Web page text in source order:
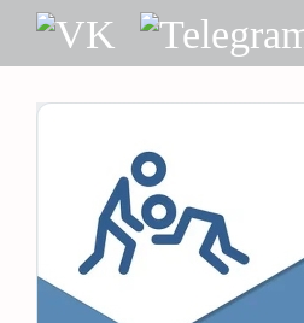
VK Telegram